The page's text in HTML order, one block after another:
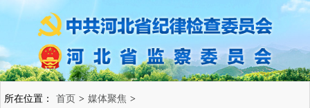
所在位置： 首页 > 媒体聚焦 >